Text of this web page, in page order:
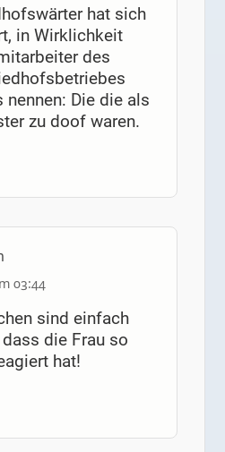
hat sich
in Wirklichkeit
des
Die die als
zu doof waren.
03:44
sind einfach
die Frau so
hat!